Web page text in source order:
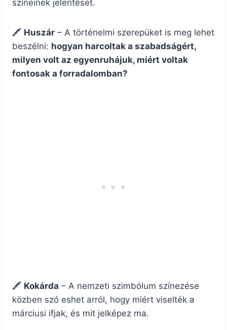
színeinek jelentését.
🖍️ Huszár – A történelmi szerepüket is meg lehet
beszélni: hogyan harcoltak a szabadságért,
milyen volt az egyenruhájuk, miért voltak
fontosak a forradalomban?
🖍️ Kokárda – A nemzeti szimbólum színezése
közben szó eshet arról, hogy miért viselték a
márciusi ifjak, és mit jelképez ma.